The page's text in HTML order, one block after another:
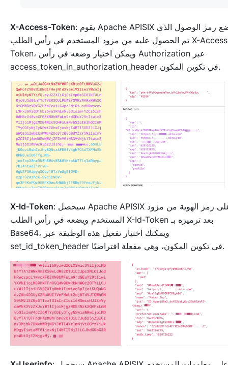
X-Access-Token: يقوم Apache APISIX بوضع رمز الوصول الذي
تم الحصول عليه من مزود المستخدم في رأس الطلب X-Access-
Token، ويمكن اختيار وضعه في رأس Authorization عبر
access_token_in_authorization_header في تكوين المكون.
X-Id-Token: سيحصل Apache APISIX على رمز الهوية من مزود
المستخدم ويضعه في رأس الطلب X-Id-Token بعد ترميزه بـ
Base64، ويمكنك اختيار تفعيل هذه الوظيفة عبر
set_id_token_header في تكوين المكون، وهي مفعلة افتراضيًا.